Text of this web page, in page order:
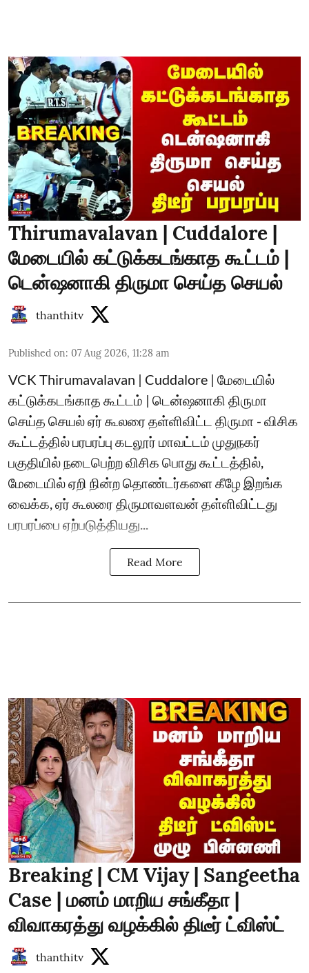
Thirumavalavan | Cuddalore |
மேடையில் கட்டுக்கடங்காத கூட்டம் |
டென்ஷனாகி திருமா செய்த செயல்
thanthitv
Published on: 07 Aug 2026, 11:28 am
VCK Thirumavalavan | Cuddalore | மேடையில்
கட்டுக்கடங்காத கூட்டம் | டென்ஷனாகி திருமா
செய்த செயல் ஏர் கூலரை தள்ளிவிட்ட திருமா - விசிக
கூட்டத்தில் பரபரப்பு கடலூர் மாவட்டம் முதுநகர்
பகுதியில் நடைபெற்ற விசிக பொது கூட்டத்தில்,
மேடையில் ஏறி நின்ற தொண்டர்களை கீழே இறங்க
வைக்க, ஏர் கூலரை திருமாவளவன் தள்ளிவிட்டது
பரபரப்பை ஏற்படுத்தியது...
Read More
Breaking | CM Vijay | Sangeetha
Case | மனம் மாறிய சங்கீதா |
விவாகரத்து வழக்கில் திடீர் ட்விஸ்ட்
thanthitv